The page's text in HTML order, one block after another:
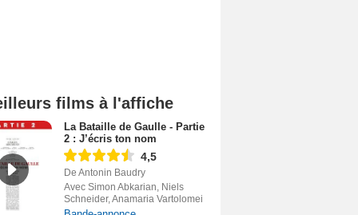
films à l'affiche
La Bataille de Gaulle - Partie
2 : J’écris ton nom
4,5
De Antonin Baudry
Avec Simon Abkarian, Niels
Schneider, Anamaria Vartolomei